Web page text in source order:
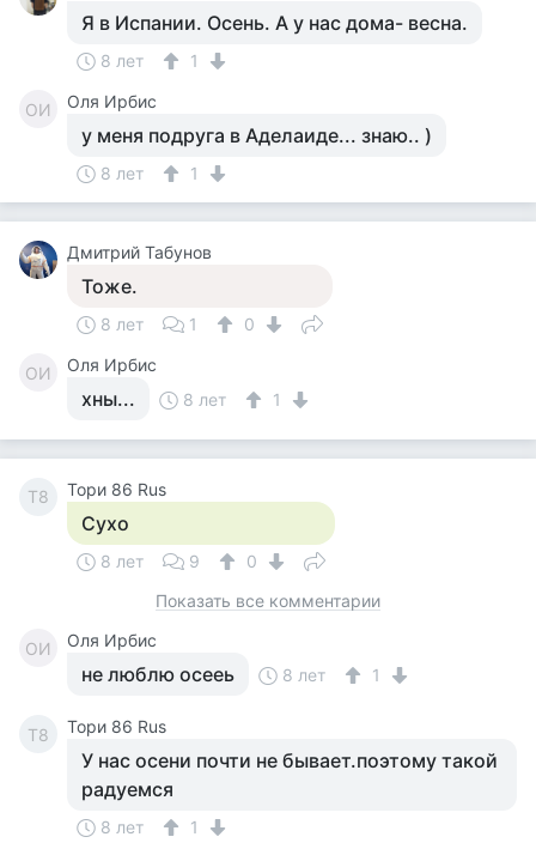
Я в Испании. Осень. А у нас дома- весна.
8 лет 1
ОИ Оля Ирбис
у меня подруга в Аделаиде... знаю.. )
8 лет 1
Дмитрий Табунов
Тоже.
8 лет 1 0
ОИ Оля Ирбис
хны... 8 лет 1
Т8 Тори 86 Rus
Сухо
8 лет 9
0
Показать все комментарии
ОИ Оля Ирбис
не люблю осееь 8 лет 1
Т8 Тори 86 Rus
У нас осени почти не бывает.поэтому такой
радуемся
8 лет 1